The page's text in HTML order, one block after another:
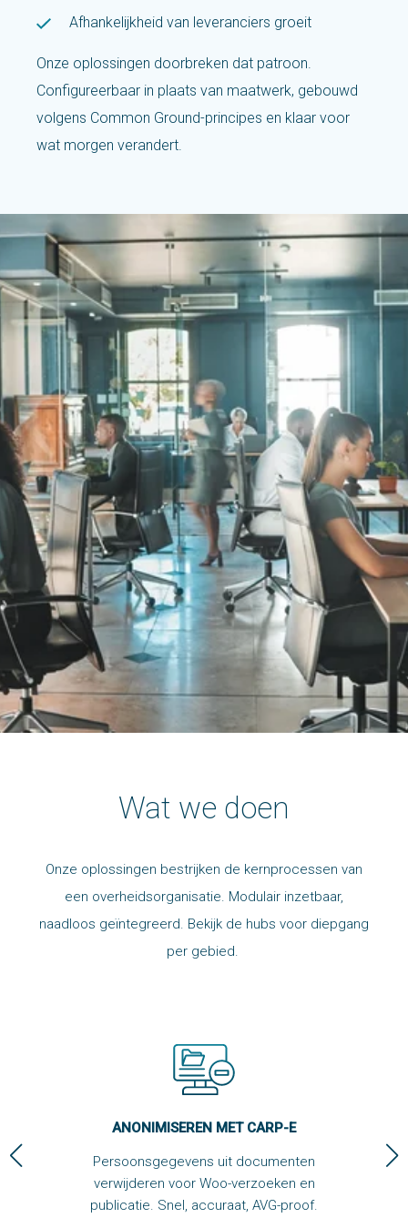
Afhankelijkheid van leveranciers groeit
Onze oplossingen doorbreken dat patroon.
Configureerbaar in plaats van maatwerk, gebouwd
volgens Common Ground-principes en klaar voor
wat morgen verandert.
Wat we doen
Onze oplossingen bestrijken de kernprocessen van
een overheidsorganisatie. Modulair inzetbaar,
naadloos geïntegreerd. Bekijk de hubs voor diepgang
per gebied.
ALLE OPLOSSINGEN
VaneFormulierenen bestuurlijke
besluitvorming tot specifieke
toepassingen zoals leerlingenvervoer